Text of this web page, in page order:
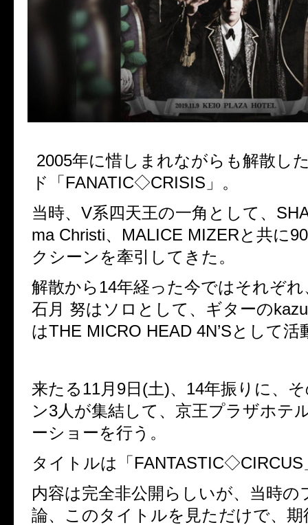
2005年に惜しまれながらも解散し
ド「FANATIC◇CRISIS」。
当時、V系四天王の一角として、
ma Christi、MALICE MIZERと共に
クシーンを牽引してきた。
解散から14年経った今ではそれぞ
石月 努はソロとして、ギターの
はTHE MICRO HEAD 4N’Sとして
来たる11月9日(土)、14年振りに、
ン3人が集結して、京王プラザホテ
ーショーを行う。
タイトルは「FANTASTIC◇CIRCUS
内容は完全非公開らしいが、当時の
論、このタイトルを見ただけで、